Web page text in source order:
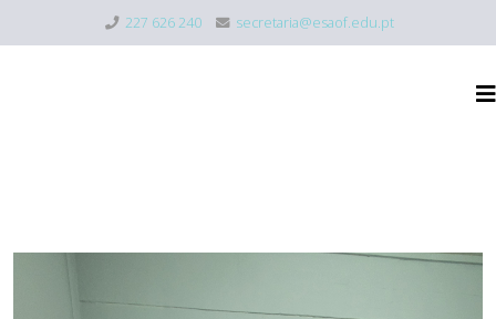
227 626 240 secretaria@esaof.edu.pt